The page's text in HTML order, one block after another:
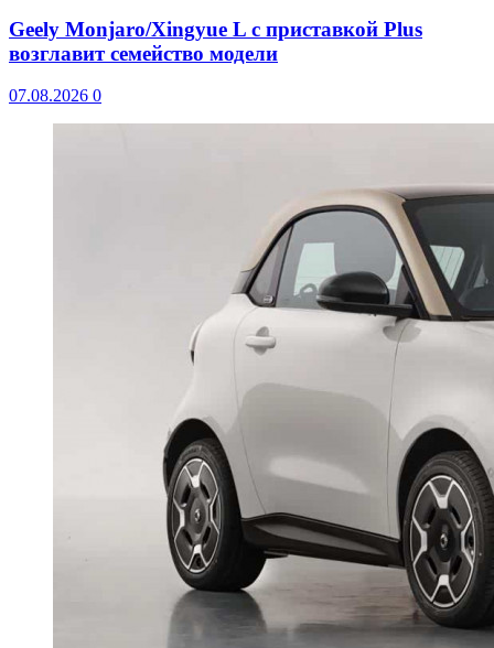
Geely Monjaro/Xingyue L с приставкой Plus
возглавит семейство модели
07.08.2026 0